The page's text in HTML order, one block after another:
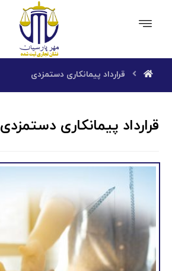
قرارداد پیمانکاری دستمزدی
قرارداد پیمانکاری دستمزدی